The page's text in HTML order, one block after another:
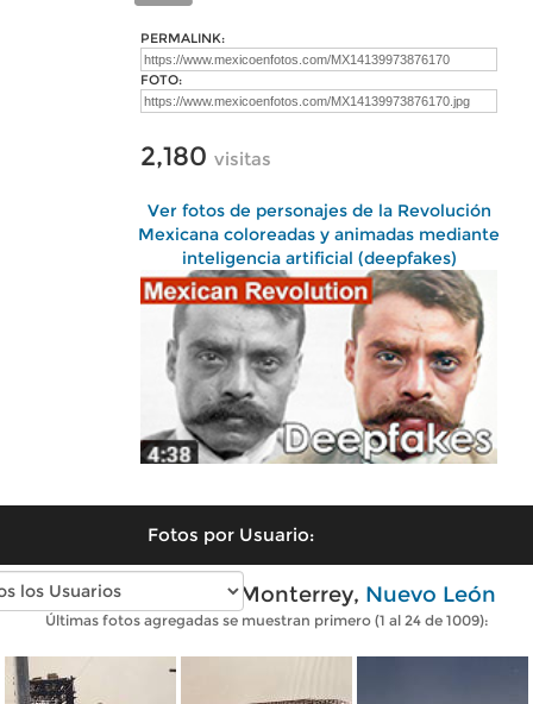
PERMALINK:
FOTO:
2,180 visitas
Ver fotos de personajes de la Revolución
Mexicana coloreadas y animadas mediante
inteligencia artificial (deepfakes)
Fotos por Usuario:
Fotos antiguas de Monterrey, Nuevo León
Últimas fotos agregadas se muestran primero (1 al 24 de 1009):